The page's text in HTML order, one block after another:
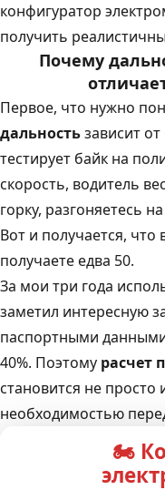
конфигуратор
получить
Почему
Первое, что нужно
дальностьзависит
тестирует байк на
скорость, водитель
горку, разгоняетесь
Вот и получается,
получаете едва 50.
За мои три года
заметил интересную
паспортными
40%. Поэтому расчет
становится не
необходимостью
🏍️